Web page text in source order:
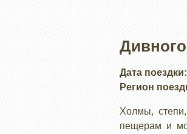
Дата поездки
Регион
Холмы,
пещерам и